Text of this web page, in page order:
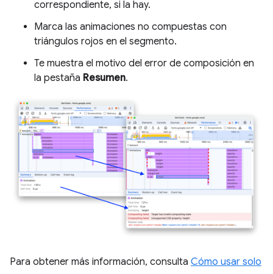
correspondiente, si la hay.
Marca las animaciones no compuestas con
triángulos rojos en el segmento.
Te muestra el motivo del error de composición en
la pestaña Resumen.
Para obtener más información, consulta Cómo usar solo